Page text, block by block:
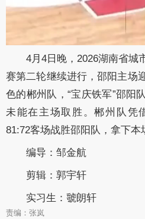
4月4日晚，2026湖南省城
赛第二轮继续进行，邵阳主场
色的郴州队，“宝庆铁军”邵阳
未能在主场取胜。郴州队凭
81:72客场战胜邵阳队，拿下本
编导：邹金航
剪辑：郭宇轩
实习生：虢朗轩
责编：张岚